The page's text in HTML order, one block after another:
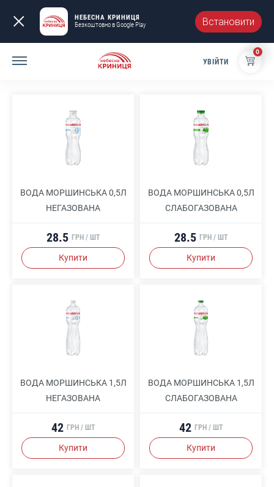
НЕБЕСНА КРИНИЦЯ
Безкоштовно в Google Play
Встановити
УВІЙТИ
0
ТИП ВОДИ ОБ'ЄМ
ВОДА МОРШИНСЬКА 0,5Л
НЕГАЗОВАНА
28.5 ГРН / ШТ
Купити
ВОДА МОРШИНСЬКА 0,5Л
СЛАБОГАЗОВАНА
28.5 ГРН / ШТ
Купити
ВОДА МОРШИНСЬКА 1,5Л
НЕГАЗОВАНА
42 ГРН / ШТ
Купити
ВОДА МОРШИНСЬКА 1,5Л
СЛАБОГАЗОВАНА
42 ГРН / ШТ
Купити